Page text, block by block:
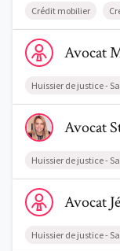
Crédit mobilier
Voir le profil de
Avocat
Huissier de justice -
Voir le profil de
Avocat
Huissier de justice -
Voir le profil de
Avocat
Huissier de justice -